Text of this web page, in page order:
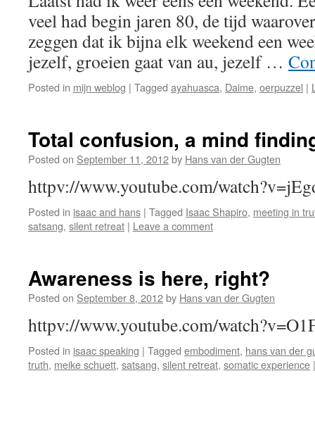
veel had begin jaren 80, de tijd
zeggen dat ik bijna elk weekend een
jezelf, groeien gaat van au, jezelf …
Posted in mijn weblog | Tagged ayahuasca, Daime, oerpuzzel |
Total confusion, a mind
Posted on September 11, 2012by Hans van der Gugten
httpv://www.youtube.com/
Posted in isaac and hans | Tagged Isaac Shapiro, meeting in
satsang, silent retreat | Leave a comment
Awareness is here, right?
Posted on September 8, 2012by Hans van der Gugten
httpv://www.youtube.com/
Posted in isaac speaking | Tagged embodiment, hans van der
truth, meike schuett, satsang, silent retreat, somatic experience |